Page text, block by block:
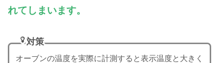
れてしまいます。
対策
オーブンの温度を実際に計測すると表示温度と大きく